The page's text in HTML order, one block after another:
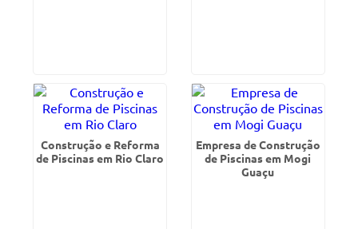
Construção e Reforma
de Piscinas em Rio Claro
Empresa de Construção
de Piscinas em Mogi
Guaçu